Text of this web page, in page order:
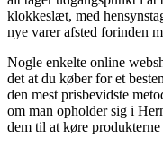
klokkeslæt, med
nye varer afsted forinden
Nogle enkelte online
det at du køber for et
den mest prisbevidste
om man opholder sig i
dem til at køre